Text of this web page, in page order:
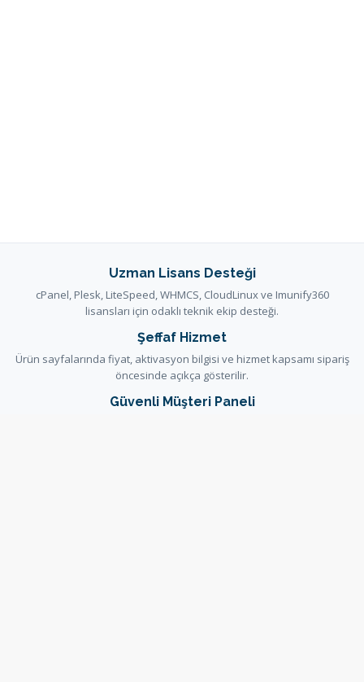
Uzman Lisans Desteği
cPanel, Plesk, LiteSpeed, WHMCS, CloudLinux ve Imunify360
lisansları için odaklı teknik ekip desteği.
Şeffaf Hizmet
Ürün sayfalarında fiyat, aktivasyon bilgisi ve hizmet kapsamı sipariş
öncesinde açıkça gösterilir.
Güvenli Müşteri Paneli